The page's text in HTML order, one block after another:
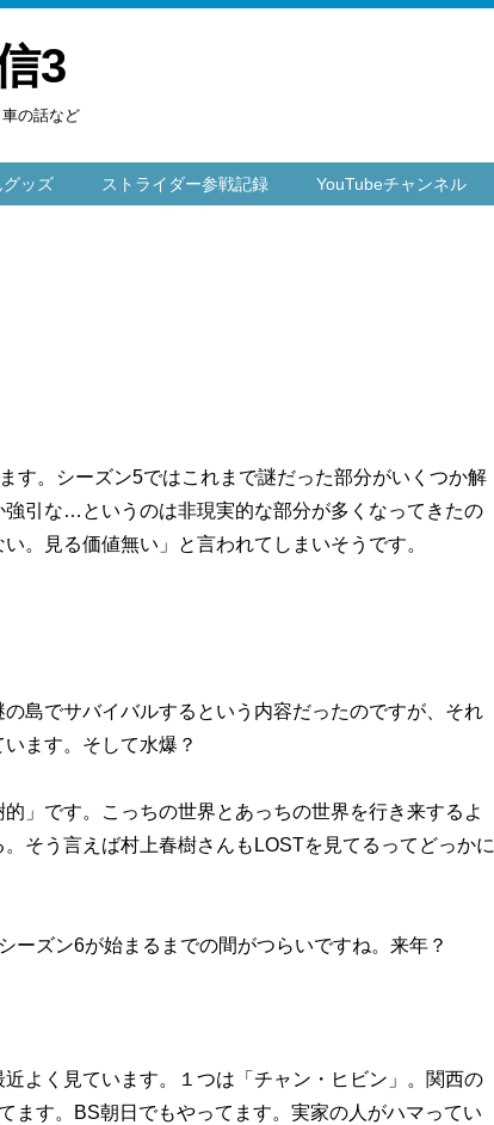
3
の話など
ッズ ストライダー参戦記録 YouTubeチャンネル
す。シーズン5ではこれまで謎だった部分がいくつか解
引な…というのは非現実的な部分が多くなってきたの
。見る価値無い」と言われてしまいそうです。
島でサバイバルするという内容だったのですが、それ
ます。そして水爆？
」です。こっちの世界とあっちの世界を行き来するよ
そう言えば村上春樹さんもLOSTを見てるってどっかに
ーズン6が始まるまでの間がつらいですね。来年？
よく見ています。１つは「チャン・ヒビン」。関西の
ます。BS朝日でもやってます。実家の人がハマってい